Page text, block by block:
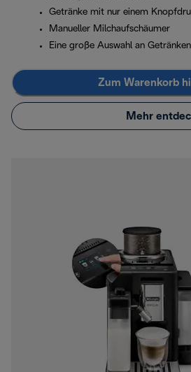
Getränke mit nur einem
Manueller Milchaufschäumer
Eine große Auswahl an Getränken
Zum Warenkorb
Mehr